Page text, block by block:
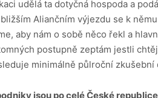
udělá ta dotyčná hospoda a
Aliančním výjezdu se k
aby nám o sobě něco řekl a
postupně zeptám jestli
minimálně půlroční
jsou po celé České